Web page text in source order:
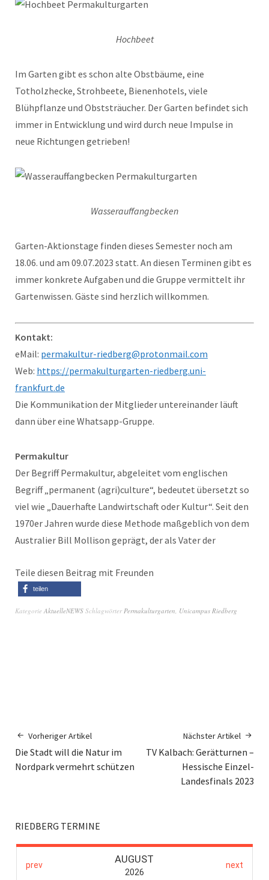
Hochbeet
Im Garten gibt es schon alte Obstbäume, eine
Totholzhecke, Strohbeete, Bienenhotels, viele
Blühpflanze und Obststräucher. Der Garten befindet sich
immer in Entwicklung und wird durch neue Impulse in
neue Richtungen getrieben!
Wasserauffangbecken
Garten-Aktionstage finden dieses Semester noch am
18.06. und am 09.07.2023 statt. An diesen Terminen gibt es
immer konkrete Aufgaben und die Gruppe vermittelt ihr
Gartenwissen. Gäste sind herzlich willkommen.
Kontakt:
eMail: permakultur-riedberg@protonmail.com
Web: https://permakulturgarten-riedberg.uni-
frankfurt.de
Die Kommunikation der Mitglieder untereinander läuft
dann über eine Whatsapp-Gruppe.
Permakultur
Der Begriff Permakultur, abgeleitet vom englischen
Begriff „permanent (agri)culture“, bedeutet übersetzt so
viel wie „Dauerhafte Landwirtschaft oder Kultur“. Seit den
1970er Jahren wurde diese Methode maßgeblich von dem
Australier Bill Mollison geprägt, der als Vater der
Teile diesen Beitrag mit Freunden
teilen
Kategorie AktuelleNEWS SchlagwörterPermakulturgarten, Unicampus Riedberg
Vorheriger Artikel
Die Stadt will die Natur im
Nordpark vermehrt schützen
Nächster Artikel
TV Kalbach: Gerätturnen –
Hessische Einzel-
Landesfinals 2023
RIEDBERG TERMINE